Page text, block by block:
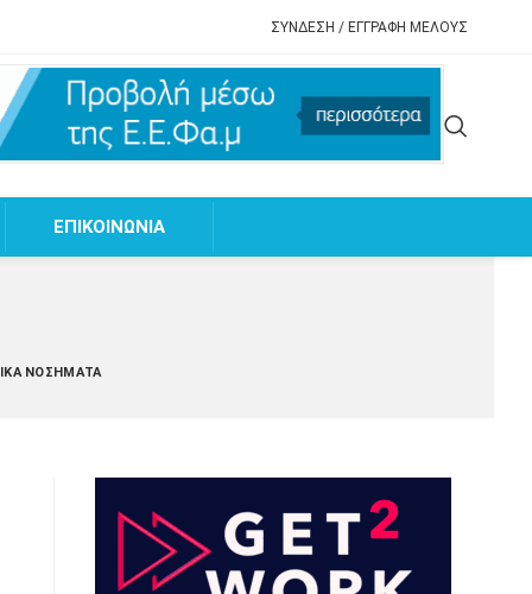
ΣΥΝΔΕΣΗ / ΕΓΓΡΑΦΗ ΜΕΛΟΥΣ
EΠΙΚΟΙΝΩΝΙΑ
ΝΟΣΉΜΑΤΑ